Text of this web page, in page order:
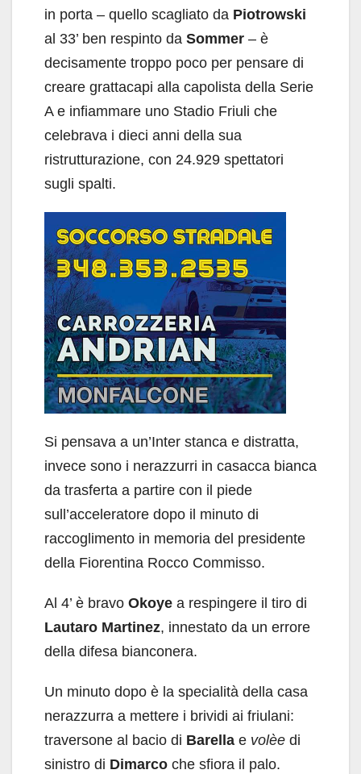
in porta – quello scagliato da Piotrowski
al 33’ ben respinto da Sommer – è
decisamente troppo poco per pensare di
creare grattacapi alla capolista della Serie
A e infiammare uno Stadio Friuli che
celebrava i dieci anni della sua
ristrutturazione, con 24.929 spettatori
sugli spalti.
Si pensava a un’Inter stanca e distratta,
invece sono i nerazzurri in casacca bianca
da trasferta a partire con il piede
sull’acceleratore dopo il minuto di
raccoglimento in memoria del presidente
della Fiorentina Rocco Commisso.
Al 4’ è bravo Okoye a respingere il tiro di
Lautaro Martinez, innestato da un errore
della difesa bianconera.
Un minuto dopo è la specialità della casa
nerazzurra a mettere i brividi ai friulani:
traversone al bacio di Barella e volèe di
sinistro di Dimarco che sfiora il palo.